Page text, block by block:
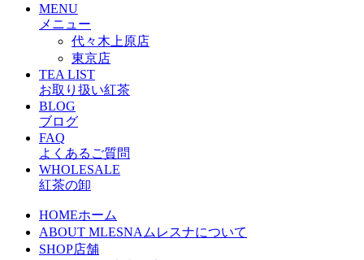
MENU
メニュー
代々木上原店
東京店
TEA LIST
お取り扱い紅茶
BLOG
ブログ
FAQ
よくあるご質問
WHOLESALE
紅茶の卸
HOMEホーム
ABOUT MLESNA ムレスナについて
SHOP店舗